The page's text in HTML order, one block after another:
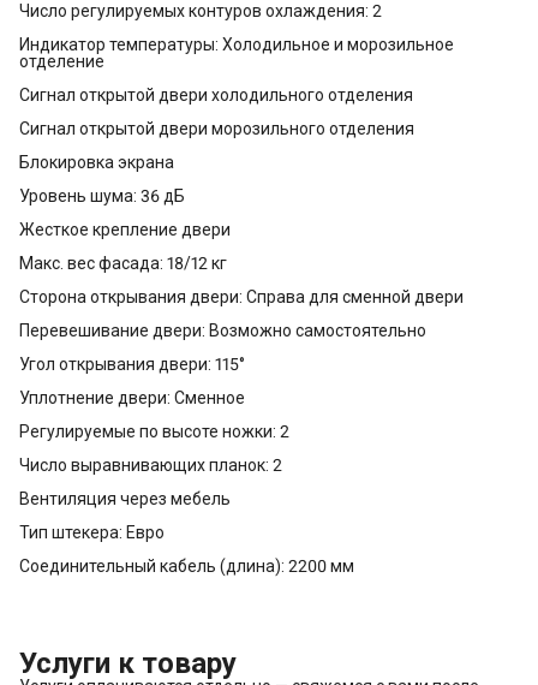
Число регулируемых контуров охлаждения: 2
Индикатор температуры: Холодильное и морозильное
отделение
Сигнал открытой двери холодильного отделения
Сигнал открытой двери морозильного отделения
Блокировка экрана
Уровень шума: 36 дБ
Жесткое крепление двери
Макс. вес фасада: 18/12 кг
Сторона открывания двери: Справа для сменной двери
Перевешивание двери: Возможно самостоятельно
Угол открывания двери: 115°
Уплотнение двери: Сменное
Регулируемые по высоте ножки: 2
Число выравнивающих планок: 2
Вентиляция через мебель
Тип штекера: Евро
Соединительный кабель (длина): 2200 мм
Услуги к товару